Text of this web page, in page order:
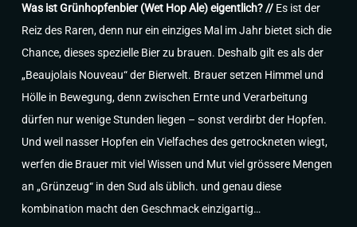
Was ist Grünhopfenbier (Wet Hop Ale) eigentlich? //Es ist der
Reiz des Raren, denn nur ein einziges Mal im Jahr bietet sich die
Chance, dieses spezielle Bier zu brauen. Deshalb gilt es als der
„Beaujolais Nouveau“ der Bierwelt. Brauer setzen Himmel und
Hölle in Bewegung, denn zwischen Ernte und Verarbeitung
dürfen nur wenige Stunden liegen – sonst verdirbt der Hopfen.
Und weil nasser Hopfen ein Vielfaches des getrockneten wiegt,
werfen die Brauer mit viel Wissen und Mut viel grössere Mengen
an „Grünzeug“ in den Sud als üblich. und genau diese
kombination macht den Geschmack einzigartig…